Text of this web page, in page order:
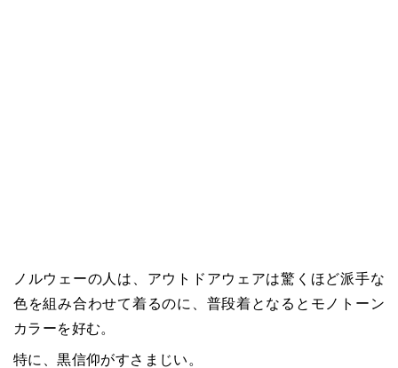
ノルウェーの人は、アウトドアウェアは驚くほど派手な
色を組み合わせて着るのに、普段着となるとモノトーン
カラーを好む。
特に、黒信仰がすさまじい。